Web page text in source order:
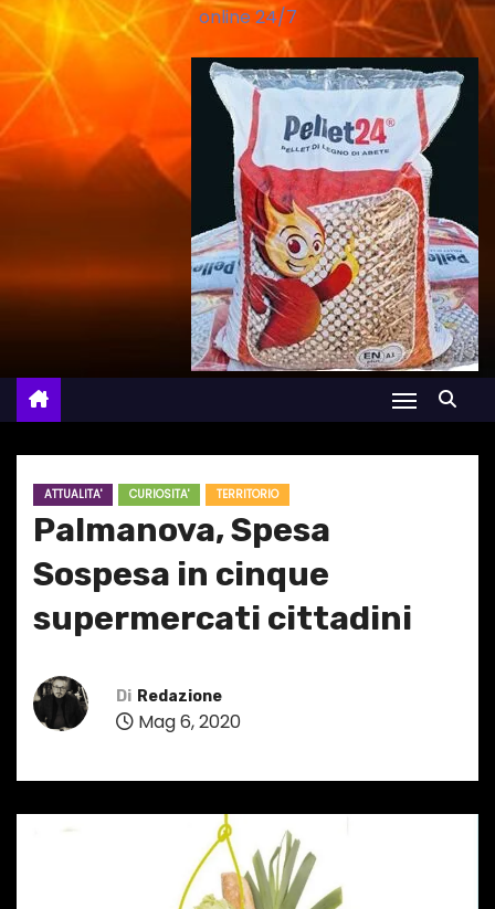
online 24/7
ATTUALITA' CURIOSITA' TERRITORIO
Palmanova, Spesa
Sospesa in cinque
supermercati cittadini
Di Redazione
Mag 6, 2020